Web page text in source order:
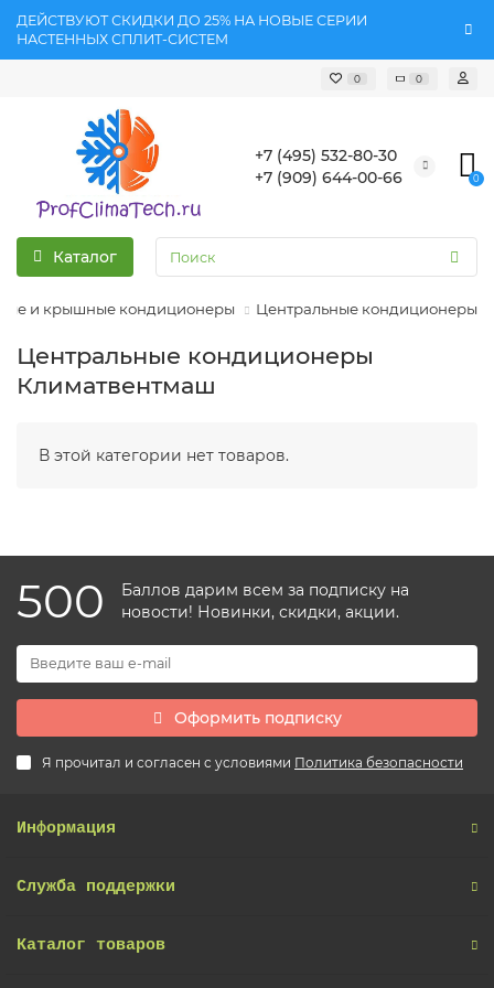
ДЕЙСТВУЮТ СКИДКИ ДО 25% НА НОВЫЕ СЕРИИ
НАСТЕННЫХ СПЛИТ-СИСТЕМ
0 0
+7 (495) 532-80-30
+7 (909) 644-00-66
0
Каталог
и крышные кондиционеры Центральные кондиционеры
Центральные кондиционеры
Климатвентмаш
В этой категории нет товаров.
500
Баллов дарим всем за подписку на
новости! Новинки, скидки, акции.
Оформить подписку
Я прочитал и согласен с условиями Политика безопасности
Информация
Служба поддержки
Каталог товаров